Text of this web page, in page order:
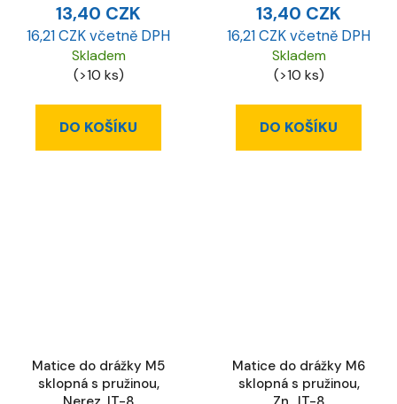
13,40 CZK
16,21 CZK včetně DPH
Skladem
(>10 ks)
DO KOŠÍKU
13,40 CZK
16,21 CZK včetně DPH
Skladem
(>10 ks)
DO KOŠÍKU
Matice do drážky M5
sklopná s pružinou,
Matice do drážky M6
sklopná s pružinou,